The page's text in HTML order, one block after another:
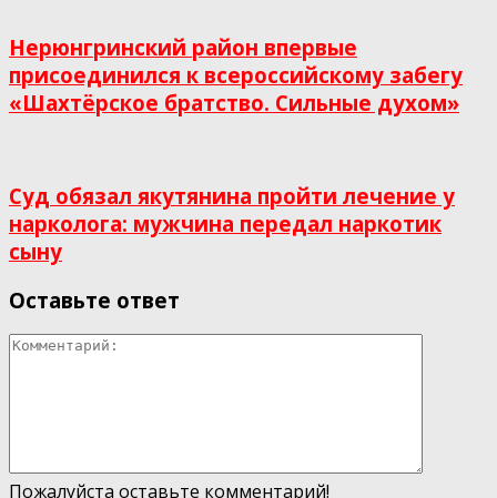
Нерюнгринский район впервые
присоединился к всероссийскому забегу
«Шахтёрское братство. Сильные духом»
Суд обязал якутянина пройти лечение у
нарколога: мужчина передал наркотик
сыну
Оставьте ответ
Пожалуйста оставьте комментарий!